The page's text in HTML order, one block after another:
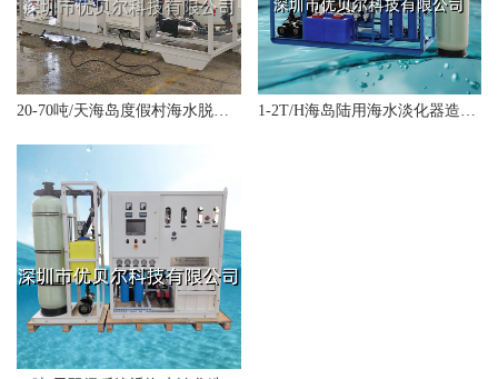
20-70吨/天海岛度假村海水脱盐系统 1-2T/H海岛陆用海水淡化器造水机